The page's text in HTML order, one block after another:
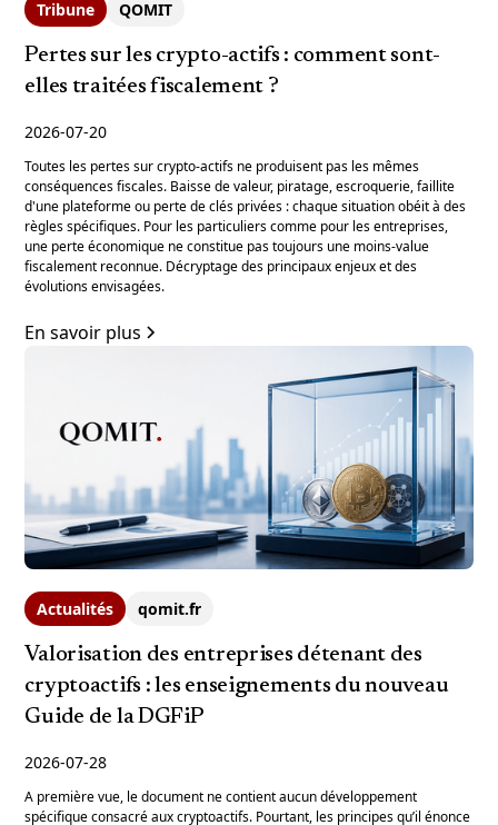
Tribune QOMIT
Pertes sur les crypto-actifs : comment sont-
elles traitées fiscalement ?
2026-07-20
Toutes les pertes sur crypto-actifs ne produisent pas les mêmes
conséquences fiscales. Baisse de valeur, piratage, escroquerie, faillite
d'une plateforme ou perte de clés privées : chaque situation obéit à des
règles spécifiques. Pour les particuliers comme pour les entreprises,
une perte économique ne constitue pas toujours une moins-value
fiscalement reconnue. Décryptage des principaux enjeux et des
évolutions envisagées.
En savoir plus
Actualités qomit.fr
Valorisation des entreprises détenant des
cryptoactifs : les enseignements du nouveau
Guide de la DGFiP
2026-07-28
A première vue, le document ne contient aucun développement
spécifique consacré aux cryptoactifs. Pourtant, les principes qu’il énonce